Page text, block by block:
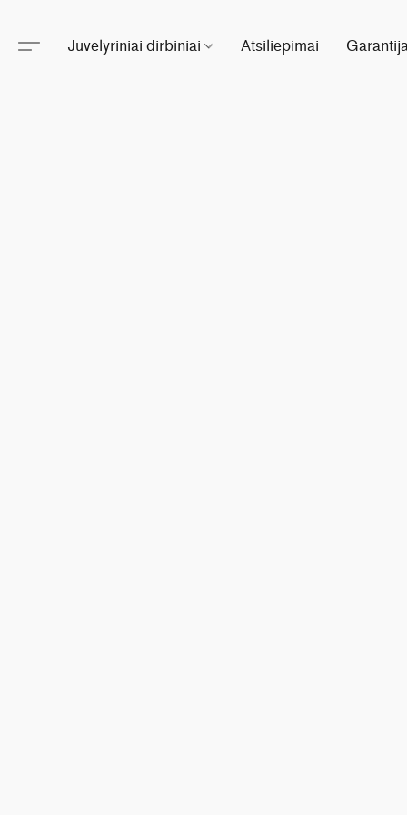
Juvelyriniai dirbiniai Atsiliepimai